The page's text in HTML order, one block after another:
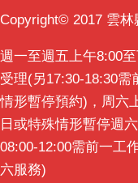
Copyright© 2017 雲
週一至週五上午8:00
受理(另17:30-18:30
情形暫停預約)，周六
日或特殊情形暫停週
08:00-12:00需前一工
六服務)